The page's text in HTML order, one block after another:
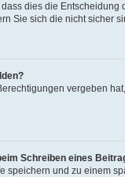
dies die
Sie sich die nicht sicher
vergeben
Schreiben eines
speichern und zu einem